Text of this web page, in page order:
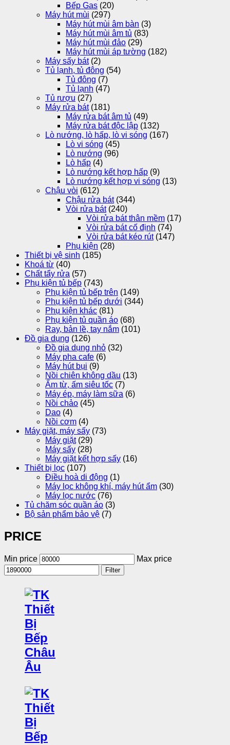
Bếp Gas (20)
Máy hút mùi (297)
Máy hút mùi âm bàn (3)
Máy hút mùi âm tủ (83)
Máy hút mùi đảo (29)
Máy hút mùi áp tường (182)
Máy sấy bát (2)
Tủ lạnh, tủ đông (54)
Tủ đông (7)
Tủ lạnh (47)
Tủ rượu (27)
Máy rửa bát (181)
Máy rửa bát âm tủ (49)
Máy rửa bát độc lập (132)
Lò nướng, lò hấp, lò vi sóng (167)
Lò vi sóng (45)
Lò nướng (96)
Lò hấp (4)
Lò nướng kết hợp hấp (9)
Lò nướng kết hợp vi sóng (13)
Chậu vòi (612)
Chậu rửa bát (344)
Vòi rửa bát (240)
Vòi rửa bát thân mềm (17)
Vòi rửa bát cố định (74)
Vòi rửa bát kéo rút (147)
Phụ kiện (28)
Thiết bị vệ sinh (185)
Khoá từ (40)
Chất tẩy rửa (57)
Phụ kiện tủ bếp (743)
Phụ kiện tủ bếp trên (149)
Phụ kiện tủ bếp dưới (344)
Phụ kiện khác (81)
Phụ kiện tủ quần áo (68)
Ray, bản lề, tay nắm (101)
Đồ gia dụng (126)
Đồ gia dụng nhỏ (32)
Máy pha cafe (6)
Máy hút bụi (9)
Nồi chiên không dầu (13)
Ấm từ, ấm siêu tốc (7)
Máy ép, máy làm sữa (6)
Nồi chảo (45)
Dao (4)
Nồi cơm (4)
Máy giặt, máy sấy (73)
Máy giặt (29)
Máy sấy (28)
Máy giặt kết hợp sấy (16)
Thiết bị lọc (107)
Điều hoà di động (1)
Máy lọc không khí, máy hút ẩm (30)
Máy lọc nước (76)
Tủ chăm sóc quần áo (3)
Bộ sản phẩm bảo vệ (7)
PRICE
Min price Max price
Filter